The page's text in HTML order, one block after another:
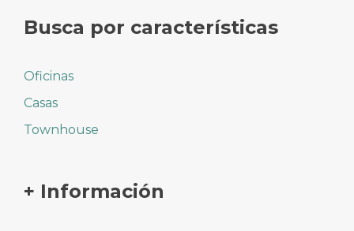
Busca por características
Oficinas
Casas
Townhouse
+ Información